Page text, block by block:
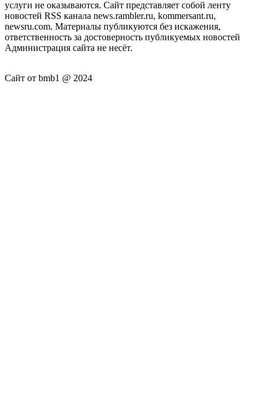
услуги не оказываются. Сайт представляет собой ленту
новостей RSS канала news.rambler.ru, kommersant.ru,
newsru.com. Материалы публикуются без искажения,
ответственность за достоверность публикуемых новостей
Администрация сайта не несёт.
Сайт от bmb1 @ 2024